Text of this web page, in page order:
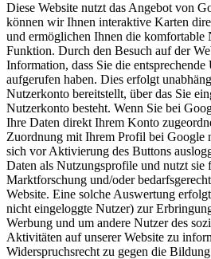
Diese Website nutzt das Angebot von
können wir Ihnen interaktive Karten
und ermöglichen Ihnen die komfortable
Funktion. Durch den Besuch auf der
Information, dass Sie die entsprechende
aufgerufen haben. Dies erfolgt
Nutzerkonto bereitstellt, über das Sie
Nutzerkonto besteht. Wenn Sie bei
Ihre Daten direkt Ihrem Konto
Zuordnung mit Ihrem Profil bei Google
sich vor Aktivierung des Buttons
Daten als Nutzungsprofile und nutzt sie
Marktforschung und/oder
Website. Eine solche Auswertung
nicht eingeloggte Nutzer) zur
Werbung und um andere Nutzer des
Aktivitäten auf unserer Website zu
Widerspruchsrecht zu gegen die